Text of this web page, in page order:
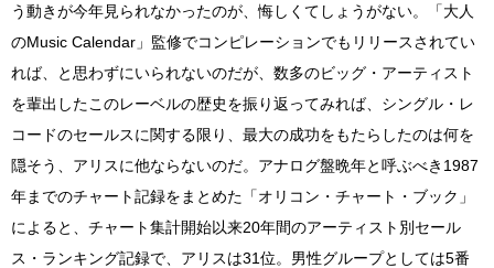
う動きが今年見られなかったのが、悔しくてしょうがない。「大人
のMusic Calendar」監修でコンピレーションでもリリースされてい
れば、と思わずにいられないのだが、数多のビッグ・アーティスト
を輩出したこのレーベルの歴史を振り返ってみれば、シングル・レ
コードのセールスに関する限り、最大の成功をもたらしたのは何を
隠そう、アリスに他ならないのだ。アナログ盤晩年と呼ぶべき1987
年までのチャート記録をまとめた「オリコン・チャート・ブック」
によると、チャート集計開始以来20年間のアーティスト別セール
ス・ランキング記録で、アリスは31位。男性グループとしては5番